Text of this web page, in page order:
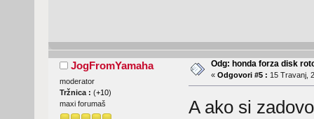
JogFromYamaha
moderator
Tržnica : (+10)
maxi forumaš
Odg: honda forza disk
« Odgovori #5 : 15 Travanj,
A ako si